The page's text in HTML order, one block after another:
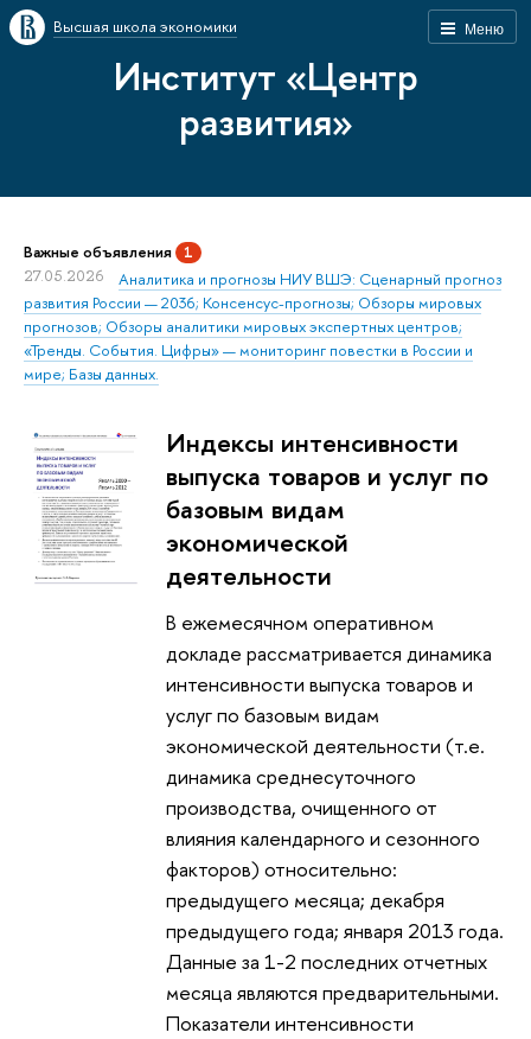
Меню
Высшая школа экономики
Институт «Центр
развития»
Важные объявления 1
27.05.2026
Аналитика и прогнозы НИУ ВШЭ: Сценарный прогноз
развития России — 2036; Консенсус-прогнозы; Обзоры мировых
прогнозов; Обзоры аналитики мировых экспертных центров;
«Тренды. События. Цифры» — мониторинг повестки в России и
мире; Базы данных.
Индексы интенсивности
выпуска товаров и услуг по
базовым видам
экономической
деятельности
В ежемесячном оперативном
докладе рассматривается динамика
интенсивности выпуска товаров и
услуг по базовым видам
экономической деятельности (т.е.
динамика среднесуточного
производства, очищенного от
влияния календарного и сезонного
факторов) относительно:
предыдущего месяца; декабря
предыдущего года; января 2013 года.
Данные за 1-2 последних отчетных
месяца являются предварительными.
Показатели интенсивности